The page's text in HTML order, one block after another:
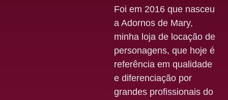
Foi em 2016 que nasceu
a Adornos de Mary,
minha loja de locação de
personagens, que hoje é
referência em qualidade
e diferenciação por
grandes profissionais do